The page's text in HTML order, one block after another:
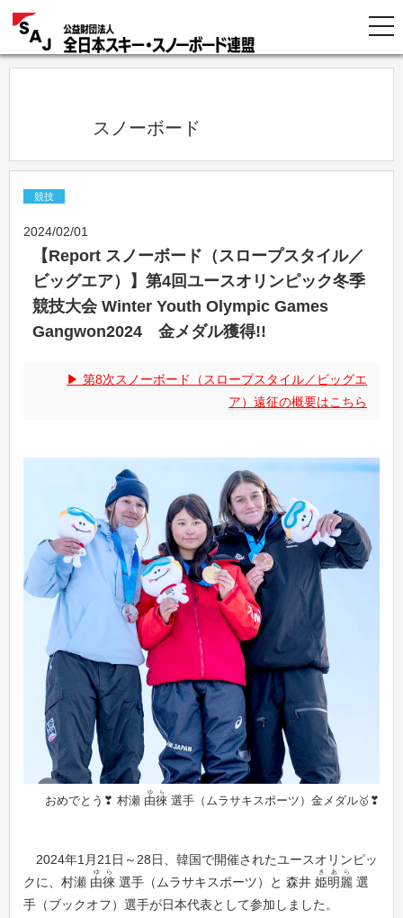
            スノーボード
競技
2024/02/01
【Report スノーボード（スロープスタイル／
ビッグエア）】第4回ユースオリンピック冬季
競技大会 Winter Youth Olympic Games
Gangwon2024 金メダル獲得!!
第8次スノーボード（スロープスタイル／ビッグエ
ア）遠征の概要はこちら
おめでとう❣ 村瀬 由徠
ゆら
選手（ムラサキスポーツ）金メダル🥇❣
2024年1月21日～28日、韓国で開催されたユースオリンピッ
クに、村瀬 由徠
ゆら
選手（ムラサキスポーツ）と 森井 姫明麗
きあら
選
手（ブックオフ）選手が日本代表として参加しました。